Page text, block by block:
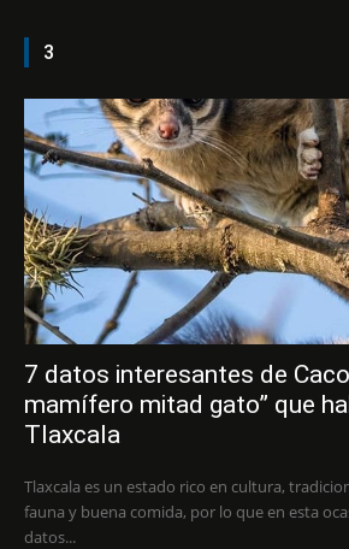
3
7 datos interesantes de
mamífero mitad gato” que
Tlaxcala
Tlaxcala es un estado rico en cultura,
fauna y buena comida, por lo que en esta
datos...